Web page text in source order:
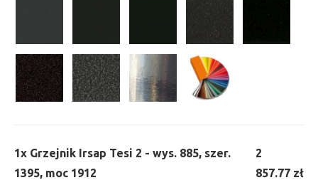
1x Grzejnik Irsap Tesi 2 - wys. 885, szer.
1395, moc 1912
2
857.77 zł